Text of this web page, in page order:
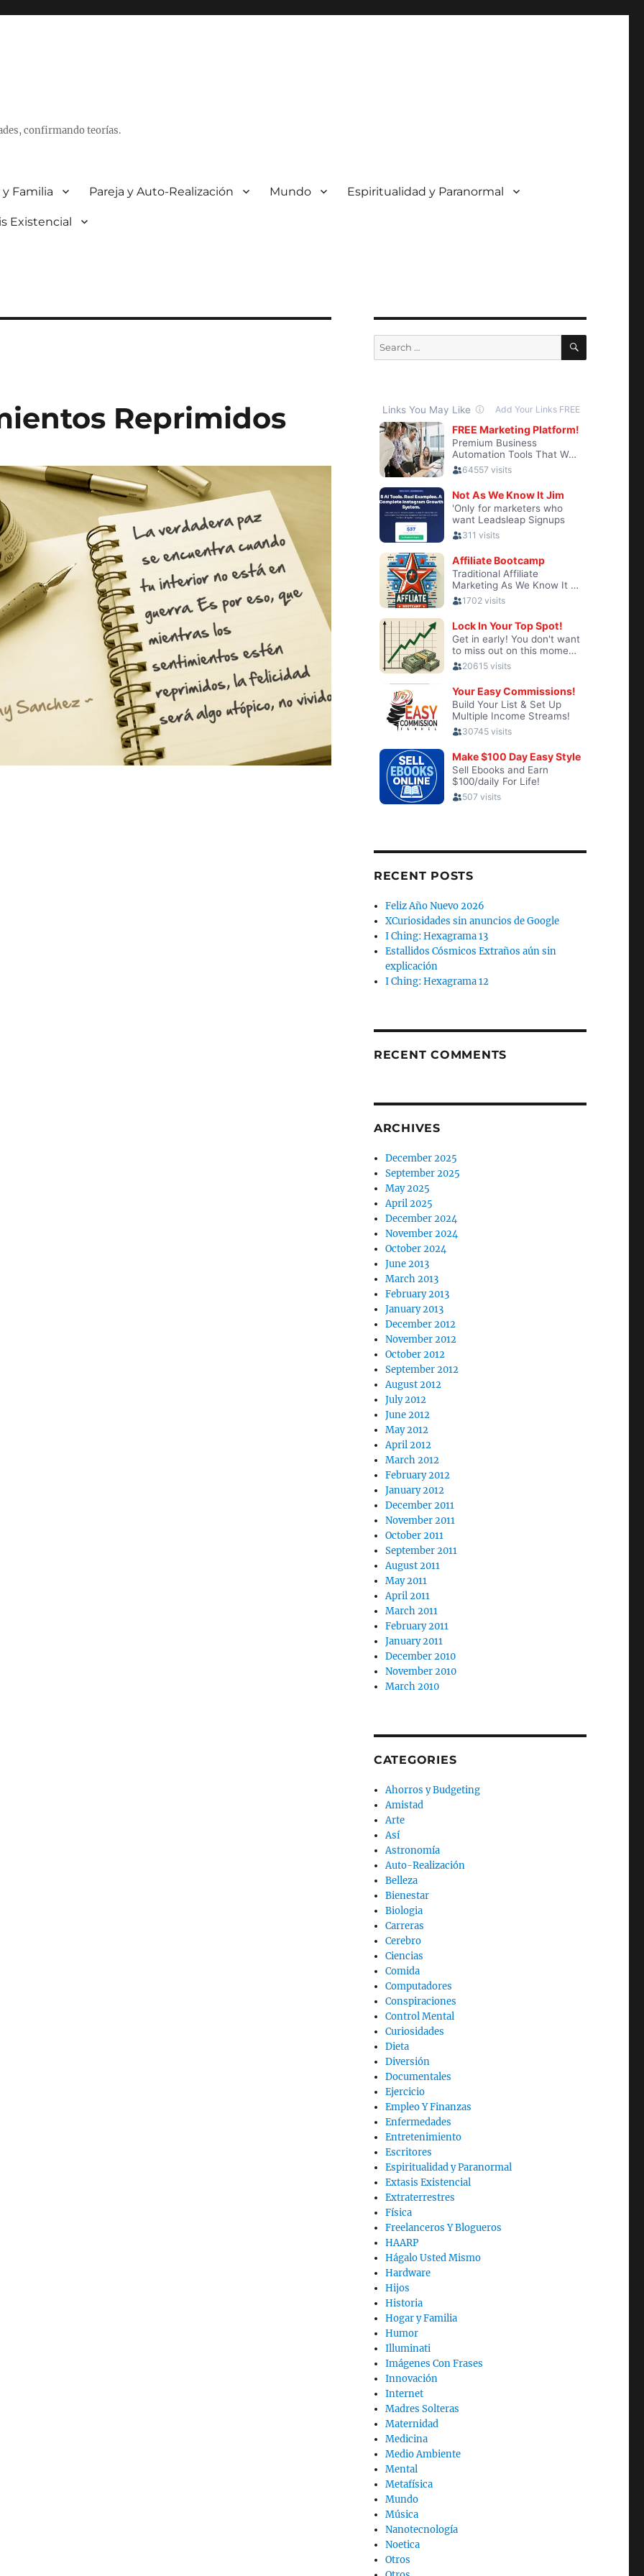
confirmando teorías.
Familia Pareja y Auto-Realización Mundo Espiritualidad y Paranormal
Existencial
Reprimidos
Search
for:
SEARCH
RECENT POSTS
Feliz Año Nuevo 2026
XCuriosidades sin anuncios de Google
I Ching: Hexagrama 13
Estallidos Cósmicos Extraños aún sin
explicación
I Ching: Hexagrama 12
RECENT COMMENTS
ARCHIVES
December 2025
September 2025
May 2025
April 2025
December 2024
November 2024
October 2024
June 2013
March 2013
February 2013
January 2013
December 2012
November 2012
October 2012
September 2012
August 2012
July 2012
June 2012
May 2012
April 2012
March 2012
February 2012
January 2012
December 2011
November 2011
October 2011
September 2011
August 2011
May 2011
April 2011
March 2011
February 2011
January 2011
December 2010
November 2010
March 2010
CATEGORIES
Ahorros y Budgeting
Amistad
Arte
Así
Astronomía
Auto-Realización
Belleza
Bienestar
Biologia
Carreras
Cerebro
Ciencias
Comida
Computadores
Conspiraciones
Control Mental
Curiosidades
Dieta
Diversión
Documentales
Ejercicio
Empleo Y Finanzas
Enfermedades
Entretenimiento
Escritores
Espiritualidad y Paranormal
Extasis Existencial
Extraterrestres
Física
Freelanceros Y Blogueros
HAARP
Hágalo Usted Mismo
Hardware
Hijos
Historia
Hogar y Familia
Humor
Illuminati
Imágenes Con Frases
Innovación
Internet
Madres Solteras
Maternidad
Medicina
Medio Ambiente
Mental
Metafísica
Mundo
Música
Nanotecnología
Noetica
Otros